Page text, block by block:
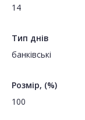
14
Тип днів
банківські
Розмір, (%)
100